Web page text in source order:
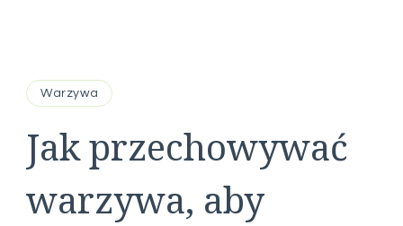
Warzywa
Jak przechowywać
warzywa, aby